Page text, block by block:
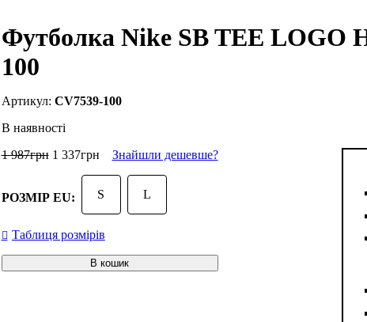
Футболка Nike SB TEE LOGO
100
CV7539-100
В наявності
1 987грн 1 337грн Знайшли дешевше?
РОЗМІР EU: S L
Таблиця розмірів
В кошик